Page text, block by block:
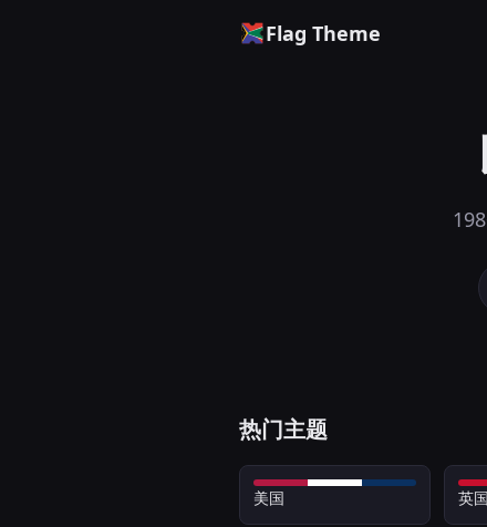
Flag Theme
热门主题
美国 英国